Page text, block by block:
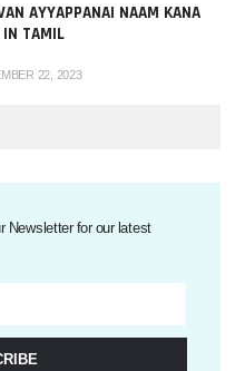
AYYAPPANAI NAAM KANA
TAMIL
22, 2023
Newsletter for our latest